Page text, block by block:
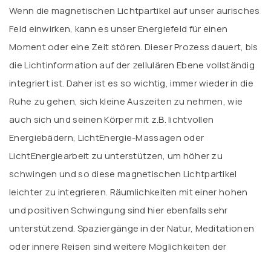
Wenn die magnetischen Lichtpartikel auf unser aurisches
Feld einwirken, kann es unser Energiefeld für einen
Moment oder eine Zeit stören. Dieser Prozess dauert, bis
die Lichtinformation auf der zellulären Ebene vollständig
integriert ist. Daher ist es so wichtig, immer wieder in die
Ruhe zu gehen, sich kleine Auszeiten zu nehmen, wie
auch sich und seinen Körper mit z.B. lichtvollen
Energiebädern, LichtEnergie-Massagen oder
LichtEnergiearbeit zu unterstützen, um höher zu
schwingen und so diese magnetischen Lichtpartikel
leichter zu integrieren. Räumlichkeiten mit einer hohen
und positiven Schwingung sind hier ebenfalls sehr
unterstützend. Spaziergänge in der Natur, Meditationen
oder innere Reisen sind weitere Möglichkeiten der